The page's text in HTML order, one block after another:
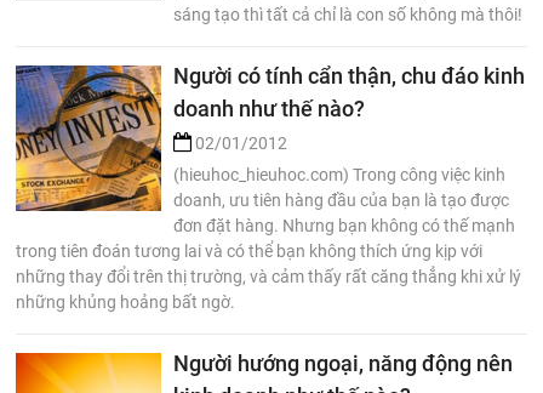
sáng tạo thì tất cả chỉ là con số không mà thôi!
Người có tính cẩn thận, chu đáo kinh
doanh như thế nào?
02/01/2012
(hieuhoc_hieuhoc.com) Trong công việc kinh
doanh, ưu tiên hàng đầu của bạn là tạo được
đơn đặt hàng. Nhưng bạn không có thế mạnh
trong tiên đoán tương lai và có thể bạn không thích ứng kịp với
những thay đổi trên thị trường, và cảm thấy rất căng thẳng khi xử lý
những khủng hoảng bất ngờ.
Người hướng ngoại, năng động nên